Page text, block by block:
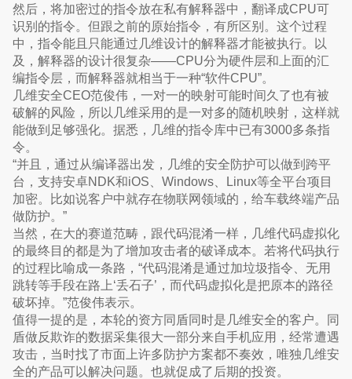
然后，将加密过的指令放在私有解释器中，翻译成CPU可
识别的指令。但跟之前的原始指令，有所区别。这个过程
中，指令能且只能通过几维设计的解释器才能被执行。以
及，解释器的设计很复杂——CPU分为硬件层和上面的汇
编指令层，而解释器就相当于一种“软件CPU”。
几维安全CEO范俊伟，一对一的映射可能时间久了也有被
破解的风险，所以几维采用的是一对多的随机映射，这样就
能做到足够强化。据悉，几维的指令库中已有3000多条指
令。
“并且，通过从编译器出发，几维的安全防护可以做到跨平
台，支持安卓NDK和iOS、Windows、Linux等全平台项目
加密。比如说客户中就存在物联网领域的，给车载终端产品
做防护。”
当然，在大的赛道范畴，跟代码混淆一样，几维代码虚拟化
的最终目的都是为了增加攻击者的破译成本。若将代码执行
的过程比喻成一条路，“代码混淆是通过加垃圾指令、无用
跳转等手段在路上‘丢石子’，而代码虚拟化是把原本的路径
破坏掉。”范俊伟表示。
值得一提的是，本轮的资方同盾同时是几维安全的客户。同
盾做反欺诈的数据采集很大一部分来自手机应用，经常遭遇
攻击，当时找了市面上许多防护方案都不奏效，唯独几维安
全的产品可以解决问题。也就促成了后期的投资。